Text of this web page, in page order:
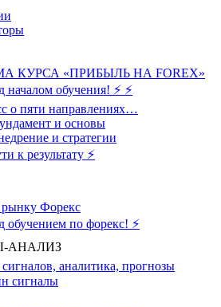
КУРСА «ПРИБЫЛЬ НА FOREX»
обучения! ⚡ ⚡
о пяти направлениях…
и основы
и стратегии
к результату ⚡️
Форекс
обучением по форекс! ⚡
АНАЛИЗ
аналитика, прогнозы
сигналы